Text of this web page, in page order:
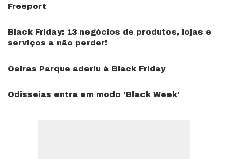
Freeport
Black Friday: 13 negócios de produtos, lojas e
serviços a não perder!
Oeiras Parque aderiu à Black Friday
Odisseias entra em modo ‘Black Week’